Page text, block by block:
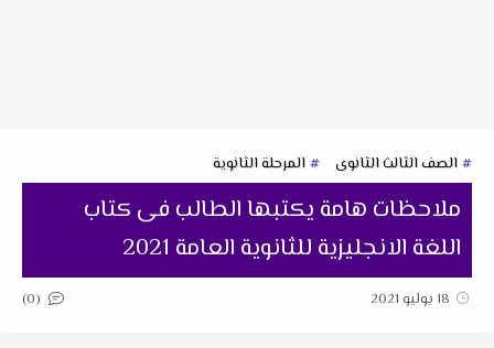
الصف الثالث الثانوى المرحلة الثانوية
ملاحظات هامة يكتبها الطالب فى كتاب
اللغة الانجليزية للثانوية العامة 2021
18 يوليو 2021 (0)